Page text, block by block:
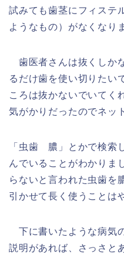
試みても歯茎にフィステ
ようなもの）がなくなり
歯医者さんは抜くしか
るだけ歯を使い切りたい
ころは抜かないでいてく
気がかりだったのでネッ
「虫歯 膿」とかで検索
んでいることがわかりま
らないと言われた虫歯を
引かせて長く使うことは
下に書いたような病気
説明があれば、さっさと